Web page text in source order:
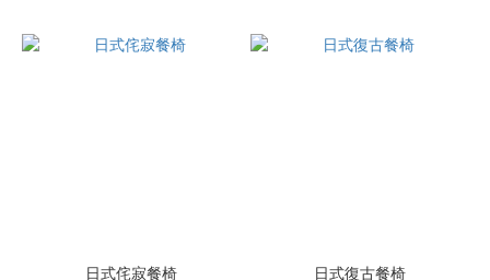
日式侘寂餐椅 日式復古餐椅